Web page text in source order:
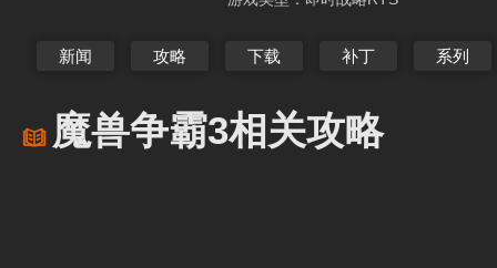
新闻 攻略 下载 补丁 系列
魔兽争霸3相关攻略